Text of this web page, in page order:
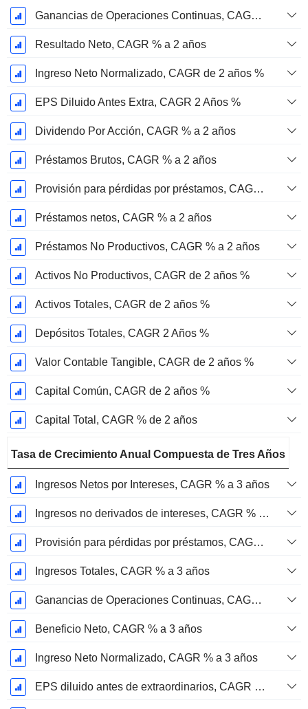
Ganancias de Operaciones Continuas, CAGR % en 2 años
Resultado Neto, CAGR % a 2 años
Ingreso Neto Normalizado, CAGR de 2 años %
EPS Diluido Antes Extra, CAGR 2 Años %
Dividendo Por Acción, CAGR % a 2 años
Préstamos Brutos, CAGR % a 2 años
Provisión para pérdidas por préstamos, CAGR de 2 años %
Préstamos netos, CAGR % a 2 años
Préstamos No Productivos, CAGR % a 2 años
Activos No Productivos, CAGR de 2 años %
Activos Totales, CAGR de 2 años %
Depósitos Totales, CAGR 2 Años %
Valor Contable Tangible, CAGR de 2 años %
Capital Común, CAGR de 2 años %
Capital Total, CAGR % de 2 años
Tasa de Crecimiento Anual Compuesta de Tres Años
Ingresos Netos por Intereses, CAGR % a 3 años
Ingresos no derivados de intereses, CAGR % a 3 años
Provisión para pérdidas por préstamos, CAGR de 3 años %
Ingresos Totales, CAGR % a 3 años
Ganancias de Operaciones Continuas, CAGR de 3 Años %
Beneficio Neto, CAGR % a 3 años
Ingreso Neto Normalizado, CAGR % a 3 años
EPS diluido antes de extraordinarios, CAGR de 3 años %